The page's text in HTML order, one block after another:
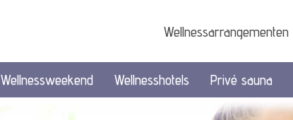
Wellnessarrangementen
Wellnessweekend Wellnesshotels Privé sauna